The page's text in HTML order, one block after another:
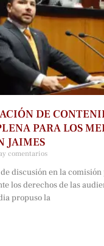
DE
PARA LOS
JAIMES
comentarios
discusión en la
los derechos de las
propuso la